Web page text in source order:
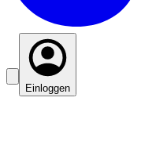
Einloggen